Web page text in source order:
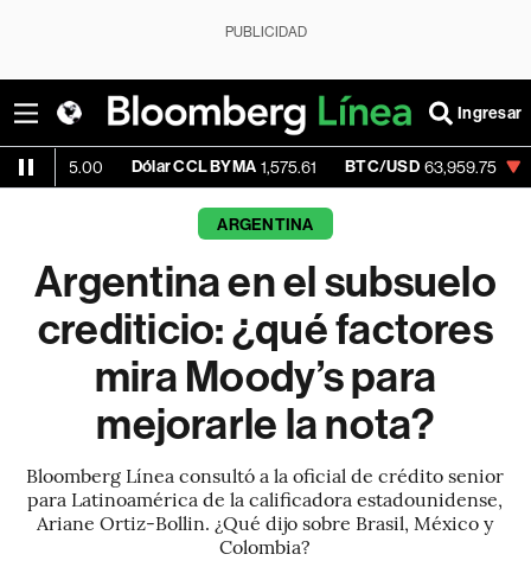
PUBLICIDAD
Ingresar
Dólar CCL BYMA 1,575.61 BTC/USD 63,959.75 -0.52%
ARGENTINA
Argentina en el subsuelo
crediticio: ¿qué factores
mira Moody’s para
mejorarle la nota?
Bloomberg Línea consultó a la oficial de crédito senior
para Latinoamérica de la calificadora estadounidense,
Ariane Ortiz-Bollin. ¿Qué dijo sobre Brasil, México y
Colombia?